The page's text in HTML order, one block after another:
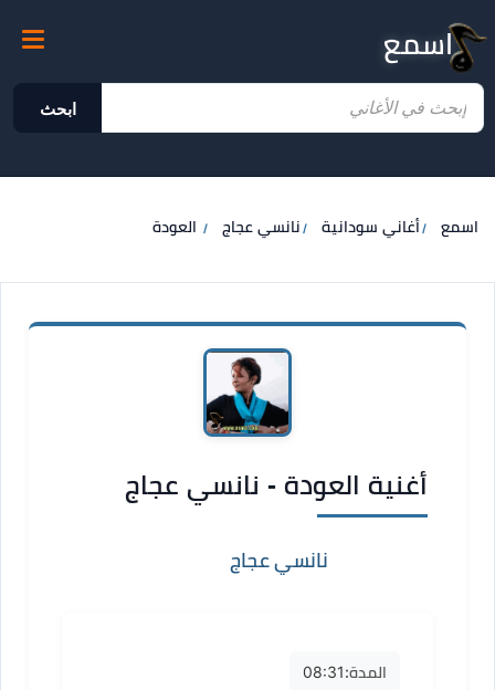
اسمع
ابحث
اسمع أغاني سودانية نانسي عجاج العودة
أغنية العودة - نانسي عجاج
نانسي عجاج
المدة:08:31